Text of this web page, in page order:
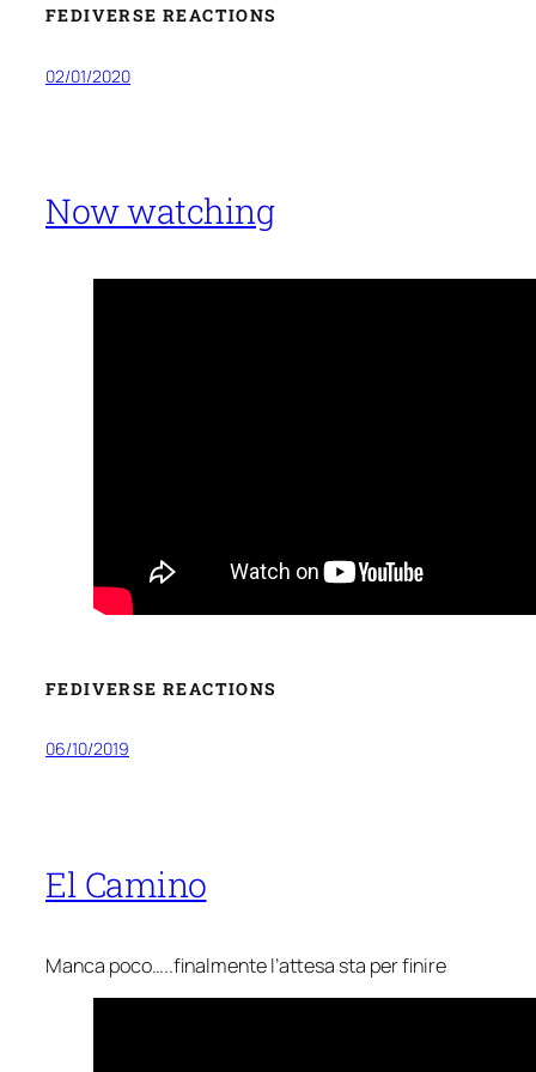
FEDIVERSE REACTIONS
02/01/2020
Now watching
FEDIVERSE REACTIONS
06/10/2019
El Camino
Manca poco…..finalmente l’attesa sta per finire